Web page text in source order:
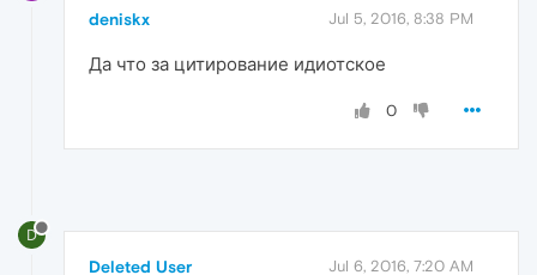
deniskx Jul 5, 2016, 8:38 PM
Да что за цитирование идиотское
0
D
Deleted User Jul 6, 2016, 7:20 AM